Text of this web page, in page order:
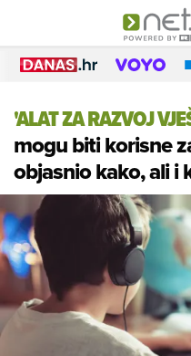
'ALAT ZA RAZVOJ
mogu biti korisne
objasnio kako, ali i